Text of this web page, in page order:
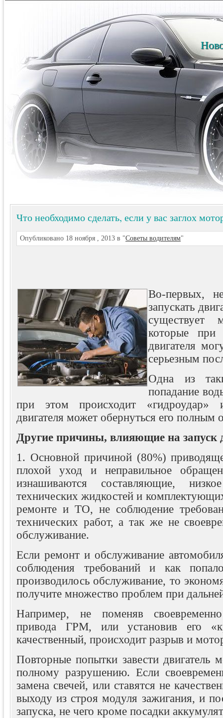
Что необходимо сделать, если у вас заглох
Опубликовано 18 ноября , 2013 в "Советы водителям"
Во-первых,
запускать
существует
которые при
двигателя
серьезным
Одна из
попадание
при этом происходит «гидроудар»
двигателя может обернуться его полным
Другие причины, влияющие на запуск
1. Основной причиной (80%)
плохой уход и неправильное
изнашиваются составляющие,
технических жидкостей и
ремонте и ТО, не соблюдение
технических работ, а так же не
обслуживание.
Если ремонт и обслуживание
соблюдения требований и как
производилось обслуживание, то
получите множество проблем при
Например, не поменяв
привода ГРМ, или установив его
качественный, происходит разрыв и
Повторные попытки завести двигатель
полному разрушению. Если
замена свечей, или ставятся не
выходу из строя модуля зажигания, и
запуска, не чего кроме посадки